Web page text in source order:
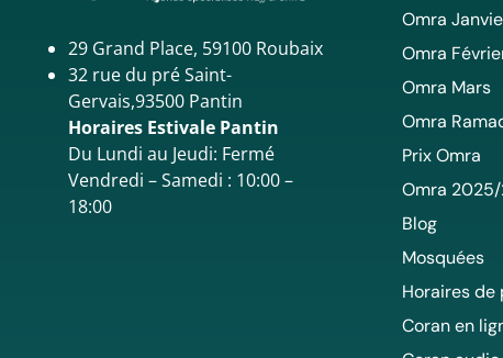
29 Grand Place, 59100 Roubaix
32 rue du pré Saint-
Gervais,93500 Pantin
Horaires Estivale Pantin
Du Lundi au Jeudi: Fermé
Vendredi – Samedi : 10:00 –
18:00
Omra
Omra
Omra Mars
Omra
Prix Omra
Omra
Blog
Mosquées
Horaires de
Coran en